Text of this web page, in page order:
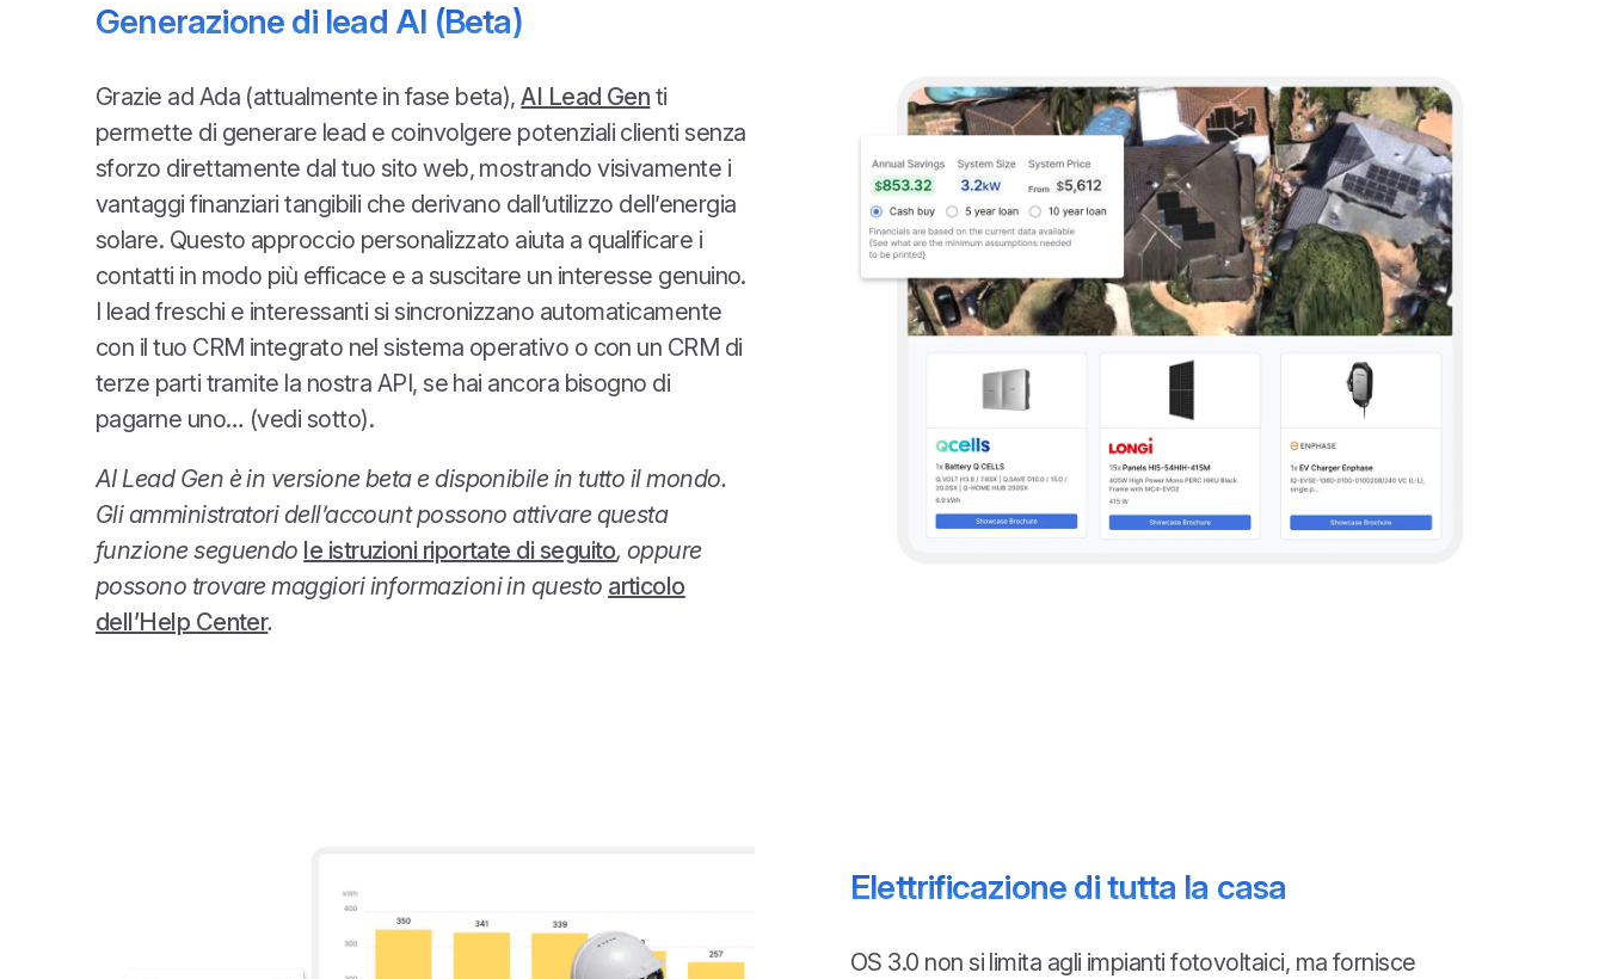
Generazione di lead AI (Beta)
Grazie ad Ada (attualmente in fase beta),AI Lead Gen ti
permette di generare lead e coinvolgere potenziali clienti senza
sforzo direttamente dal tuo sito web, mostrando visivamente i
vantaggi finanziari tangibili che derivano dall’utilizzo dell’energia
solare. Questo approccio personalizzato aiuta a qualificare i
contatti in modo più efficace e a suscitare un interesse genuino.
I lead freschi e interessanti si sincronizzano automaticamente
con il tuo CRM integrato nel sistema operativo o con un CRM di
terze parti tramite la nostra API, se hai ancora bisogno di
pagarne uno… (vedi sotto).
AI Lead Gen è in versione beta e disponibile in tutto il mondo.
Gli amministratori dell’account possono attivare questa
funzione seguendo le istruzioni riportate di seguito, oppure
possono trovare maggiori informazioni in questo articolo
dell’Help Center.
Elettrificazione di tutta la casa
OS 3.0 non si limita agli impianti fotovoltaici, ma fornisce